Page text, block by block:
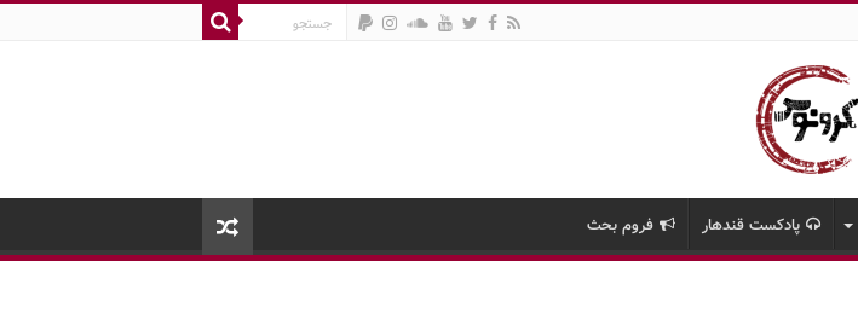
پادکست قندهار فروم بحث